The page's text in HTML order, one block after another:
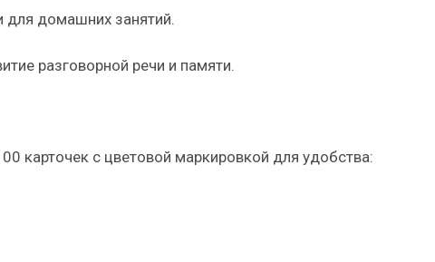
для домашних занятий.
разговорной речи и памяти.
карточек с цветовой маркировкой для удобства: